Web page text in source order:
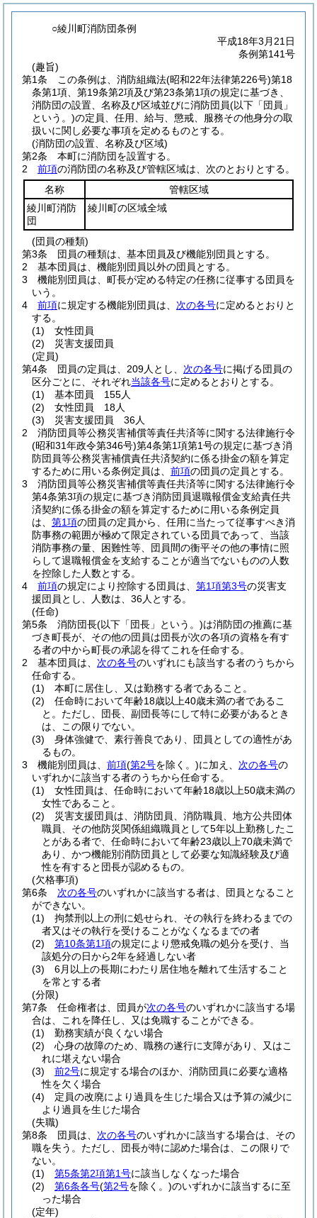
○綾川町消防団条例
平成18年3月21日
条例第141号
(趣旨)
第1条
この条例は、消防組織法(昭和22年法律第226号)第18
条第1項、第19条第2項及び第23条第1項の規定に基づき、
消防団の設置、名称及び区域並びに消防団員(以下「団員」
という。)の定員、任用、給与、懲戒、服務その他身分の取
扱いに関し必要な事項を定めるものとする。
(消防団の設置、名称及び区域)
第2条
本町に消防団を設置する。
2
前項の消防団の名称及び管轄区域は、次のとおりとする。
名称
管轄区域
綾川町消防
団
綾川町の区域全域
(団員の種類)
第3条
団員の種類は、基本団員及び機能別団員とする。
2
基本団員は、機能別団員以外の団員とする。
3
機能別団員は、町長が定める特定の任務に従事する団員を
いう。
4
前項に規定する機能別団員は、 次の各号に定めるとおりと
する。
(1)
女性団員
(2)
災害支援団員
(定員)
第4条
団員の定員は、209人とし、 次の各号に掲げる団員の
区分ごとに、それぞれ当該各号に定めるとおりとする。
(1)
基本団員 155人
(2)
女性団員 18人
(3)
災害支援団員 36人
2
消防団員等公務災害補償等責任共済等に関する法律施行令
(昭和31年政令第346号)第4条第1項第1号の規定に基づき消
防団員等公務災害補償責任共済契約に係る掛金の額を算定
するために用いる条例定員は、 前項の団員の定員とする。
3
消防団員等公務災害補償等責任共済等に関する法律施行令
第4条第3項の規定に基づき消防団員退職報償金支給責任共
済契約に係る掛金の額を算定するために用いる条例定員
は、 第1項の団員の定員から、任用に当たって従事すべき消
防事務の範囲が極めて限定されている団員であって、当該
消防事務の量、困難性等、団員間の衡平その他の事情に照
らして退職報償金を支給することが適当でないものの人数
を控除した人数とする。
4
前項の規定により控除する団員は、 第1項第3号の災害支
援団員とし、人数は、36人とする。
(任命)
第5条
消防団長(以下「団長」という。)は消防団の推薦に基
づき町長が、その他の団員は団長が次の各項の資格を有す
る者の中から町長の承認を得てこれを任命する。
2
基本団員は、 次の各号のいずれにも該当する者のうちから
任命する。
(1)
本町に居住し、又は勤務する者であること。
(2)
任命時において年齢18歳以上40歳未満の者であるこ
と。 ただし、団長、副団長等にして特に必要があるとき
は、この限りでない。
(3)
身体強健で、素行善良であり、団員としての適性があ
るもの。
3
機能別団員は、 前項(第2号を除く。)に加え、 次の各号の
いずれかに該当する者のうちから任命する。
(1)
女性団員は、任命時において年齢18歳以上50歳未満の
女性であること。
(2)
災害支援団員は、消防団員、消防職員、地方公共団体
職員、その他防災関係組織職員として5年以上勤務したこ
とがある者で、任命時において年齢23歳以上70歳未満で
あり、かつ機能別消防団員として必要な知識経験及び適
性を有すると団長が認めるもの。
(欠格事項)
第6条
次の各号のいずれかに該当する者は、団員となること
ができない。
(1)
拘禁刑以上の刑に処せられ、その執行を終わるまでの
者又はその執行を受けることがなくなるまでの者
(2)
第10条第1項の規定により懲戒免職の処分を受け、当
該処分の日から2年を経過しない者
(3)
6月以上の長期にわたり居住地を離れて生活すること
を常とする者
(分限)
第7条
任命権者は、団員が次の各号のいずれかに該当する場
合は、これを降任し、又は免職することができる。
(1)
勤務実績が良くない場合
(2)
心身の故障のため、職務の遂行に支障があり、又はこ
れに堪えない場合
(3)
前2号に規定する場合のほか、消防団員に必要な適格
性を欠く場合
(4)
定員の改廃により過員を生じた場合又は予算の減少に
より過員を生じた場合
(失職)
第8条
団員は、 次の各号のいずれかに該当する場合は、その
職を失う。 ただし、団長が特に認めた場合は、この限りで
ない。
(1)
第5条第2項第1号に該当しなくなった場合
(2)
第6条各号(第2号を除く。)のいずれかに該当するに至
った場合
(定年)